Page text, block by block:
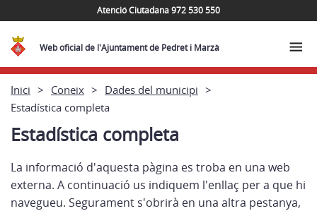
Atenció Ciutadana 972 530 550
Web oficial de l'Ajuntament de Pedret i Marzà
Inici Coneix
Dades del municipi
Estadística completa
Estadística completa
La informació d'aquesta pàgina es troba en una web
externa. A continuació us indiquem l'enllaç per a que hi
navegueu. Segurament s'obrirà en una altra pestanya,